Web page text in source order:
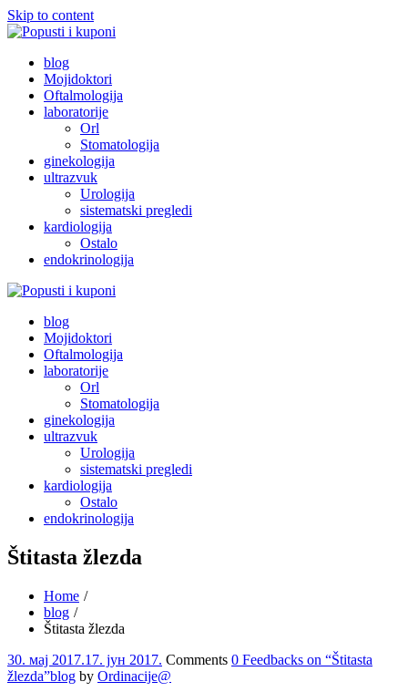
Skip to content
Popusti i kuponi
Popusti Beograd
blog
Mojidoktori
Oftalmologija
laboratorije
Orl
Stomatologija
ginekologija
ultrazvuk
Urologija
sistematski pregledi
kardiologija
Ostalo
endokrinologija
Popusti i kuponi
Popusti Beograd
blog
Mojidoktori
Oftalmologija
laboratorije
Orl
Stomatologija
ginekologija
ultrazvuk
Urologija
sistematski pregledi
kardiologija
Ostalo
endokrinologija
Štitasta žlezda
Home
blog
Štitasta žlezda
30. мај 2017.17. јун 2017. Comments 0 Feedbacks on “Štitasta
žlezda”blog by Ordinacije@